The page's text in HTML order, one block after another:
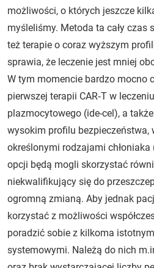
możliwości, o których jeszcze
myśleliśmy. Metoda ta cały czas
też terapie o coraz wyższym
sprawia, że leczenie jest mniej
W tym momencie bardzo mocno
pierwszej terapii CAR‑T w
plazmocytowego (ide-cel), a
wysokim profilu bezpieczeństwa,
określonymi rodzajami chłoniaka
opcji będą mogli skorzystać
niekwalifikujący się do
ogromną zmianą. Aby jednak
korzystać z możliwości
poradzić sobie z kilkoma
systemowymi. Należą do nich